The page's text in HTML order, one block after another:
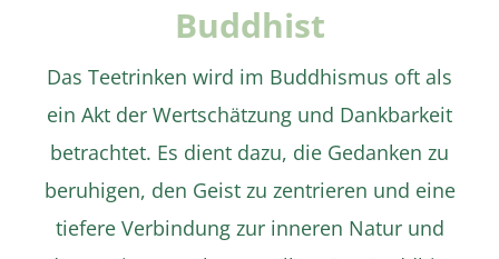
Buddhist
Das Teetrinken wird im Buddhismus oft als
ein Akt der Wertschätzung und Dankbarkeit
betrachtet. Es dient dazu, die Gedanken zu
beruhigen, den Geist zu zentrieren und eine
tiefere Verbindung zur inneren Natur und